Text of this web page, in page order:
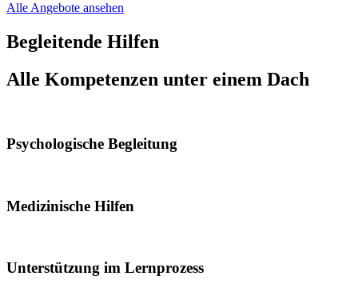
Alle Angebote ansehen
Begleitende Hilfen
Alle Kompetenzen unter einem Dach
Psychologische Begleitung
Medizinische Hilfen
Unterstützung im Lernprozess